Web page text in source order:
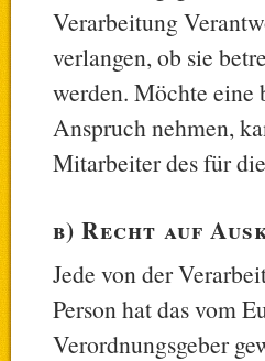
Verarbeitung
verlangen, ob sie
werden. Möchte eine
Anspruch nehmen,
Mitarbeiter des für
b) Recht auf
Jede von der
Person hat das vom
Verordnungsgeber